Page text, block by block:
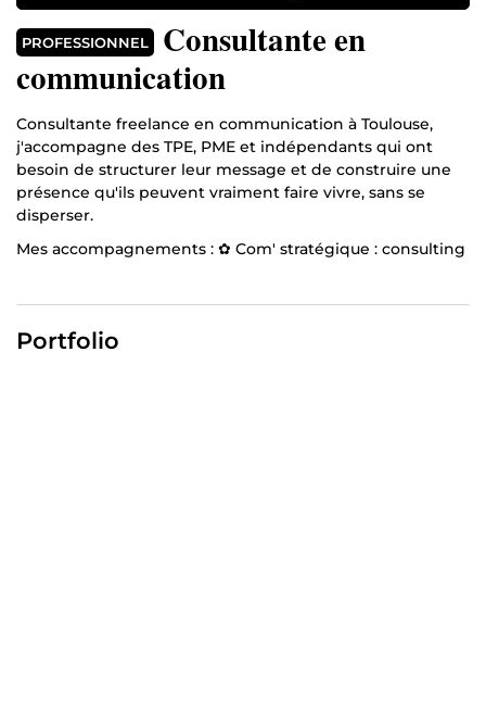
PROFESSIONNEL
Consultante en
communication
Consultante freelance en communication à Toulouse,
j'accompagne des TPE, PME et indépendants qui ont
besoin de structurer leur message et de construire une
présence qu'ils peuvent vraiment faire vivre, sans se
disperser.
Mes accompagnements : ✿ Com' stratégique : consulting
Travailler avec moi, Fanny CORREIA, c'est avancer avec un
Portfolio